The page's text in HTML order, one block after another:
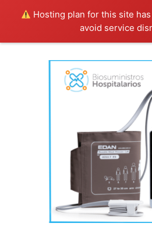
Hosting plan for this site
avoid service